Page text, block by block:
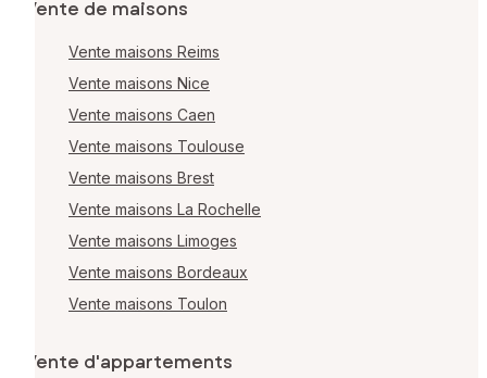
Vente de maisons
Vente maisons Reims
Vente maisons Nice
Vente maisons Caen
Vente maisons Toulouse
Vente maisons Brest
Vente maisons La Rochelle
Vente maisons Limoges
Vente maisons Bordeaux
Vente maisons Toulon
Vente d'appartements